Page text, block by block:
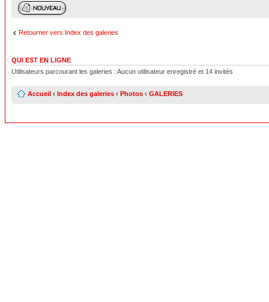
Retourner vers Index des galeries
QUI EST EN LIGNE
Utilisateurs parcourant les galeries : Aucun utilisateur enregistré et 14 invités
Accueil ‹ Index des galeries ‹ Photos ‹ GALERIES